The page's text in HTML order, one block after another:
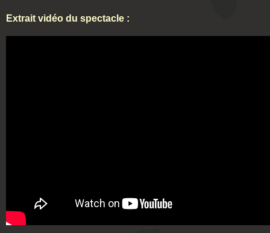
Extrait vidéo du spectacle :